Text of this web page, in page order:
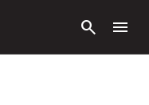
search menu